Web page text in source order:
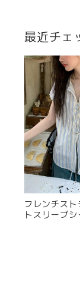
最近チェ
フレンチス
トスリーブ